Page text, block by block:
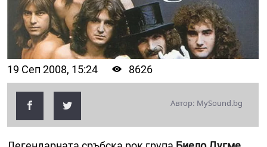
19 Сеп 2008, 15:24 8626
Автор: MySound.bg